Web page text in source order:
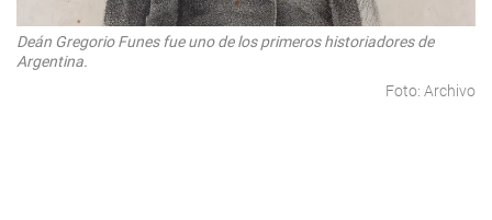
Deán Gregorio Funes fue uno de los primeros historiadores de
Argentina.
Foto: Archivo